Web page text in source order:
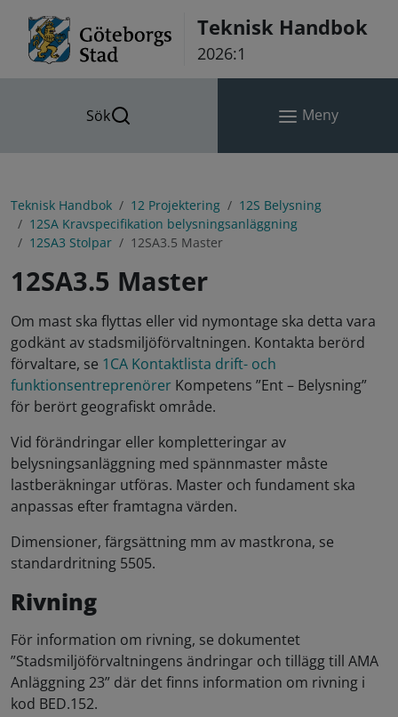
Teknisk Handbok
2026:1
Sök Meny
Teknisk Handbok 12 Projektering
12S Belysning
12SA Kravspecifikation belysningsanläggning
12SA3 Stolpar
12SA3.5 Master
12SA3.5 Master
Om mast ska flyttas eller vid nymontage ska detta vara
godkänt av stadsmiljöförvaltningen. Kontakta berörd
förvaltare, se 1CA Kontaktlista drift- och
funktionsentreprenörer Kompetens ”Ent – Belysning”
för berört geografiskt område.
Vid förändringar eller kompletteringar av
belysningsanläggning med spännmaster måste
lastberäkningar utföras. Master och fundament ska
anpassas efter framtagna värden.
Dimensioner, färgsättning mm av mastkrona, se
standardritning 5505.
Rivning
För information om rivning, se dokumentet
”Stadsmiljöförvaltningens ändringar och tillägg till AMA
Anläggning 23” där det finns information om rivning i
kod BED.152.